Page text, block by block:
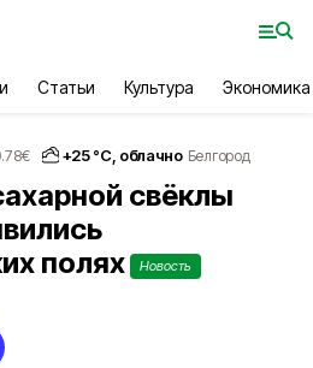
Статьи Культура Экономика
€ +25°С, облачно Белгород
свёклы
полях
Новость